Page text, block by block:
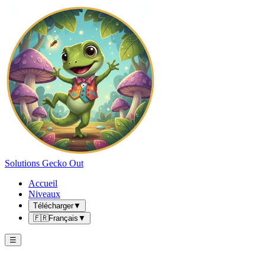
Solutions Gecko Out
Accueil
Niveaux
Télécharger▼
🇫🇷Français ▼
☰